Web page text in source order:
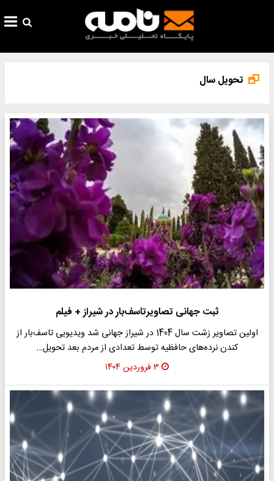
تحویل سال
ثبت جهانی تصاویرتاسف‌بار در شیراز + فیلم
اولین تصاویر زشت سال 1404 در شیراز جهانی شد ویدیویی تاسف‌بار از
کندن نرده‌های حافظیه توسط تعدادی از مردم بعد تحویل…
۳ فروردین ۱۴۰۴